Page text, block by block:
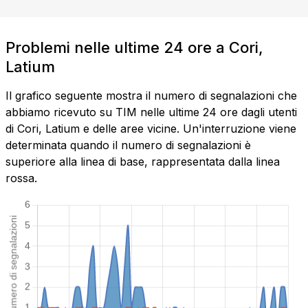
Problemi nelle ultime 24 ore a Cori,
Latium
Il grafico seguente mostra il numero di segnalazioni che
abbiamo ricevuto su TIM nelle ultime 24 ore dagli utenti
di Cori, Latium e delle aree vicine. Un'interruzione viene
determinata quando il numero di segnalazioni è
superiore alla linea di base, rappresentata dalla linea
rossa.